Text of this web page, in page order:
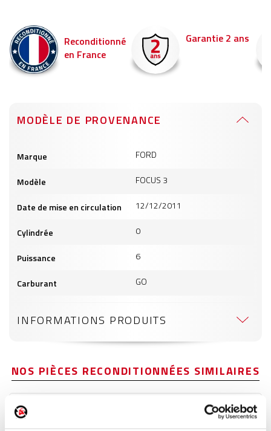
Garantie 2 ans Livraison en 24h
pour être livré
MODÈLE DE PROVENANCE
produits
Marque FORD
Modèle FOCUS 3
Date de mise en circulation 12/12/2011
Cylindrée 0
Puissance 6
Carburant GO
INFORMATIONS PRODUITS
NOS PIÈCES RECONDITIONNÉES SIMILAIRES
Poignée extérieure arrière droite